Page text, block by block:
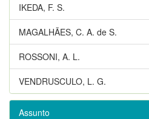
IKEDA, F. S.
MAGALHÃES, C. A. de S.
ROSSONI, A. L.
VENDRUSCULO, L. G.
Assunto